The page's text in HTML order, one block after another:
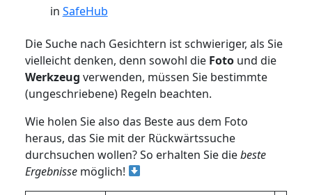
in SafeHub
Die Suche nach Gesichtern ist schwieriger, als Sie
vielleicht denken, denn sowohl die Foto und die
Werkzeug verwenden, müssen Sie bestimmte
(ungeschriebene) Regeln beachten.
Wie holen Sie also das Beste aus dem Foto
heraus, das Sie mit der Rückwärtssuche
durchsuchen wollen? So erhalten Sie diebeste
Ergebnisse möglich!